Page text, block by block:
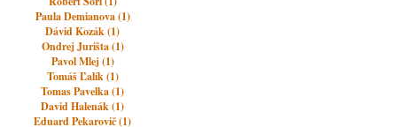
Paula Demianova (1)
Dávid Kozák (1)
Ondrej Jurišta (1)
Pavol Mlej (1)
Tomáš Ľalík (1)
Tomas Pavelka (1)
David Halenák (1)
Eduard Pekarovič (1)